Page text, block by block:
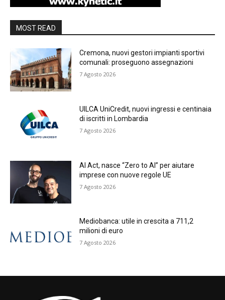
MOST READ
Cremona, nuovi gestori impianti sportivi
comunali: proseguono assegnazioni
7 Agosto 2026
UILCA UniCredit, nuovi ingressi e centinaia
di iscritti in Lombardia
7 Agosto 2026
AI Act, nasce “Zero to AI” per aiutare
imprese con nuove regole UE
7 Agosto 2026
Mediobanca: utile in crescita a 711,2
milioni di euro
7 Agosto 2026